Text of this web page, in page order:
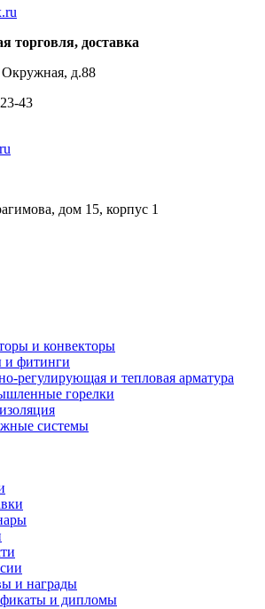
торговля, доставка
Окружная, д.88
43
дом 15, корпус 1
и конвекторы
и фитинги
регулирующая и тепловая арматура
горелки
системы
и награды
и дипломы